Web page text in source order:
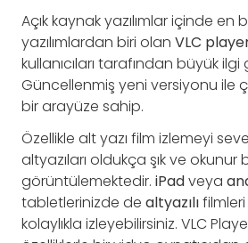
Açık kaynak yazılımlar içinde en
yazılımlardan biri olan VLC
kullanıcıları tarafından büyük
Güncellenmiş yeni versiyonu ile
bir arayüze sahip.
Özellikle alt yazı film izlemeyi
altyazıları oldukça şık ve okunur
görüntülemektedir. iPadveya
tabletlerinizde de altyazılı
kolaylıkla izleyebilirsiniz. VLC